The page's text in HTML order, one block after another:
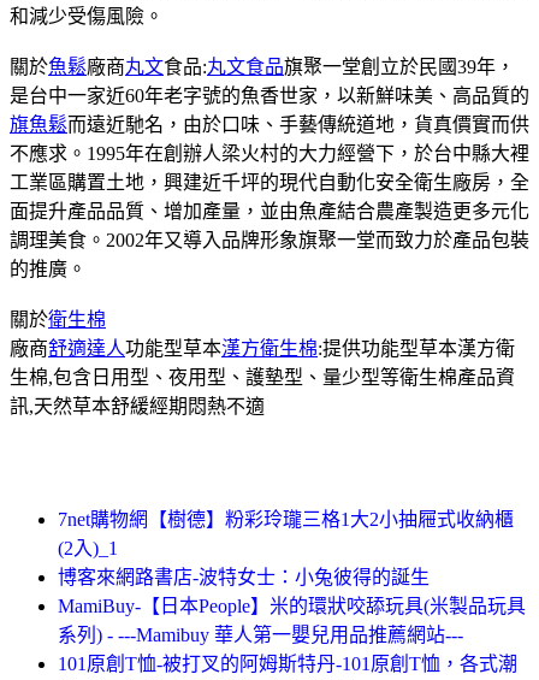
和減少受傷風險。
關於魚鬆廠商丸文食品:丸文食品旗聚一堂創立於民國39年，
是台中一家近60年老字號的魚香世家，以新鮮味美、高品質的
旗魚鬆而遠近馳名，由於口味、手藝傳統道地，貨真價實而供
不應求。1995年在創辦人梁火村的大力經營下，於台中縣大裡
工業區購置土地，興建近千坪的現代自動化安全衛生廠房，全
面提升產品品質、增加產量，並由魚產結合農產製造更多元化
調理美食。2002年又導入品牌形象旗聚一堂而致力於產品包裝
的推廣。
關於衛生棉
廠商舒適達人功能型草本漢方衛生棉:提供功能型草本漢方衛
生棉,包含日用型、夜用型、護墊型、量少型等衛生棉產品資
訊,天然草本舒緩經期悶熱不適
7net購物網【樹德】粉彩玲瓏三格1大2小抽屜式收納櫃
(2入)_1
博客來網路書店-波特女士：小兔彼得的誕生
MamiBuy-【日本People】米的環狀咬舔玩具(米製品玩具
系列) - ---Mamibuy 華人第一嬰兒用品推薦網站---
101原創T恤-被打叉的阿姆斯特丹-101原創T恤，各式潮